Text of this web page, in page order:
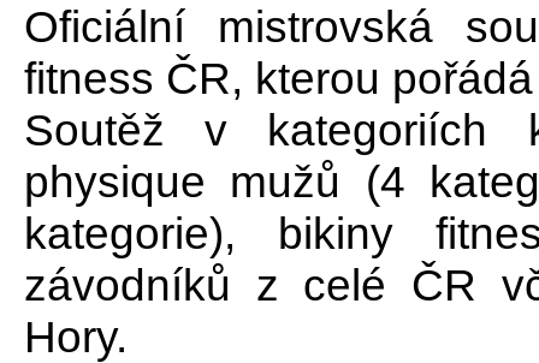
Oficiální mistrovská
fitness ČR, kterou
Soutěž v kategoriích
physique mužů (4
kategorie), bikiny
závodníků z celé ČR
Hory.